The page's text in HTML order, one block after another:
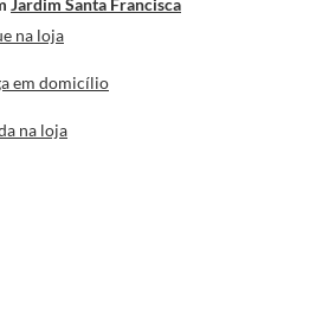
na loja
em domicílio
na loja